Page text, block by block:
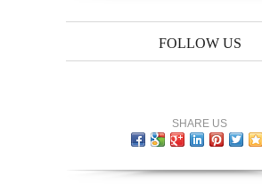
FOLLOW US
SHARE US